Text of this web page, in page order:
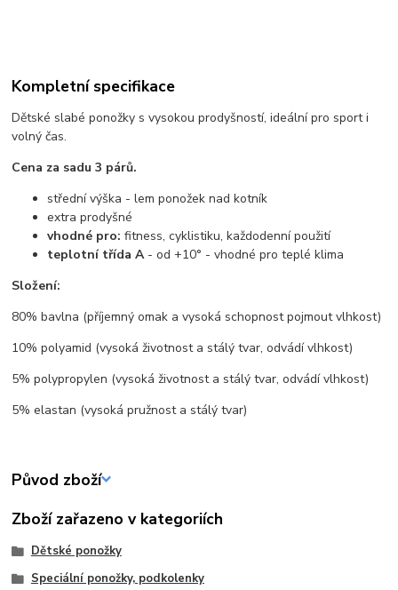
Kompletní specifikace
Dětské slabé ponožky s vysokou prodyšností, ideální pro sport i
volný čas.
Cena za sadu 3 párů.
střední výška - lem ponožek nad kotník
extra prodyšné
vhodné pro: fitness, cyklistiku, každodenní použití
teplotní třída A- od +10° - vhodné pro teplé klima
Složení:
80% bavlna (příjemný omak a vysoká schopnost pojmout vlhkost)
10% polyamid (vysoká životnost a stálý tvar, odvádí vlhkost)
5% polypropylen (vysoká životnost a stálý tvar, odvádí vlhkost)
5% elastan (vysoká pružnost a stálý tvar)
Původ zboží
Zboží zařazeno v kategoriích
Dětské ponožky
Speciální ponožky, podkolenky